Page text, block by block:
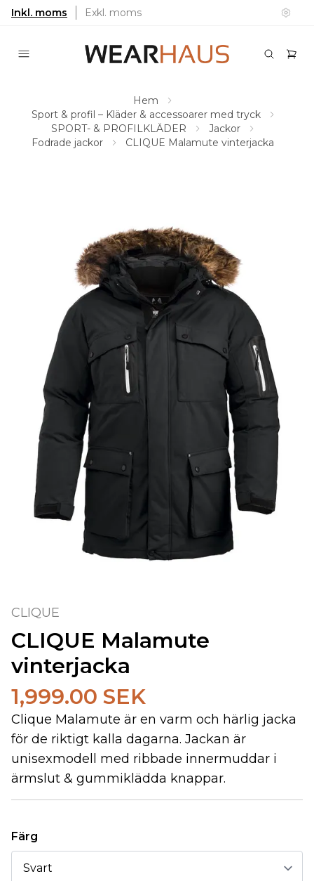
Inkl. moms Exkl. moms
Hem
Sport & profil – Kläder & accessoarer med tryck
SPORT- & PROFILKLÄDER
Jackor
Fodrade jackor
CLIQUE Malamute vinterjacka
CLIQUE
CLIQUE Malamute
vinterjacka
1,999.00 SEK
Clique Malamute är en varm och härlig jacka
för de riktigt kalla dagarna. Jackan är
unisexmodell med ribbade innermuddar i
ärmslut & gummiklädda knappar.
Färg